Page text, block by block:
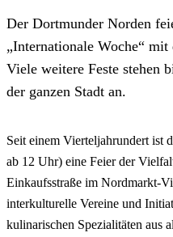
Der Dortmunder Norden
„Internationale Woche“
Viele weitere Feste stehen
der ganzen Stadt an.
Seit einem Vierteljahrundert ist
ab 12 Uhr) eine Feier der
Einkaufsstraße im Nordmarkt-
interkulturelle Vereine und
kulinarischen Spezialitäten aus